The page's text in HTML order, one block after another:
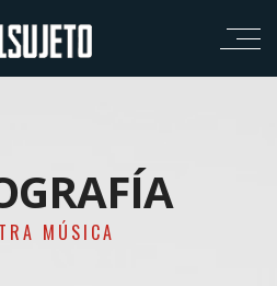
MÚSICA